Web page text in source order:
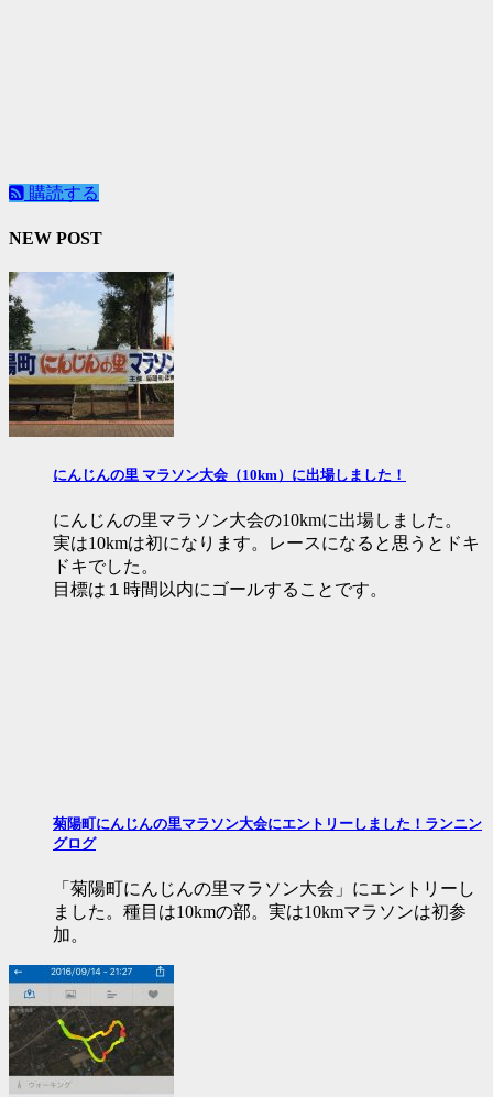
購読する
NEW POST
にんじんの里 マラソン大会（10km）に出場しました！
にんじんの里マラソン大会の10kmに出場しました。
実は10kmは初になります。レースになると思うとドキ
ドキでした。
目標は１時間以内にゴールすることです。
菊陽町にんじんの里マラソン大会にエントリーしました！ランニン
グログ
「菊陽町にんじんの里マラソン大会」にエントリーし
ました。種目は10kmの部。実は10kmマラソンは初参
加。